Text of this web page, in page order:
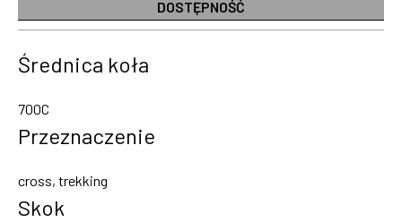
DOSTĘPNOŚĆ
Średnica koła
700C
Przeznaczenie
cross, trekking
Skok